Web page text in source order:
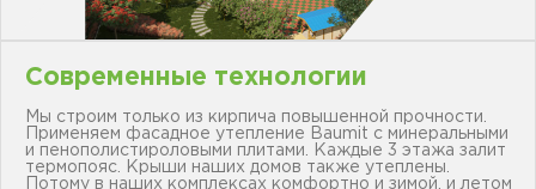
Современные технологии
Мы строим только из кирпича повышенной прочности.
Применяем фасадное утепление Baumit с минеральными
и пенополистироловыми плитами. Каждые 3 этажа залит
термопояс. Крыши наших домов также утеплены.
Потому в наших комплексах комфортно и зимой, и летом